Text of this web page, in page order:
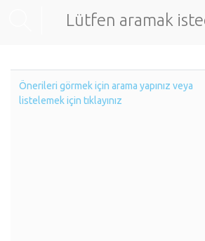
Önerileri görmek için arama yapınız veya
listelemek için tıklayınız